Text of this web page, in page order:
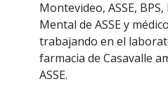
Montevideo, ASSE,
Mental de ASSE y
trabajando en el
farmacia de Casavalle
ASSE.